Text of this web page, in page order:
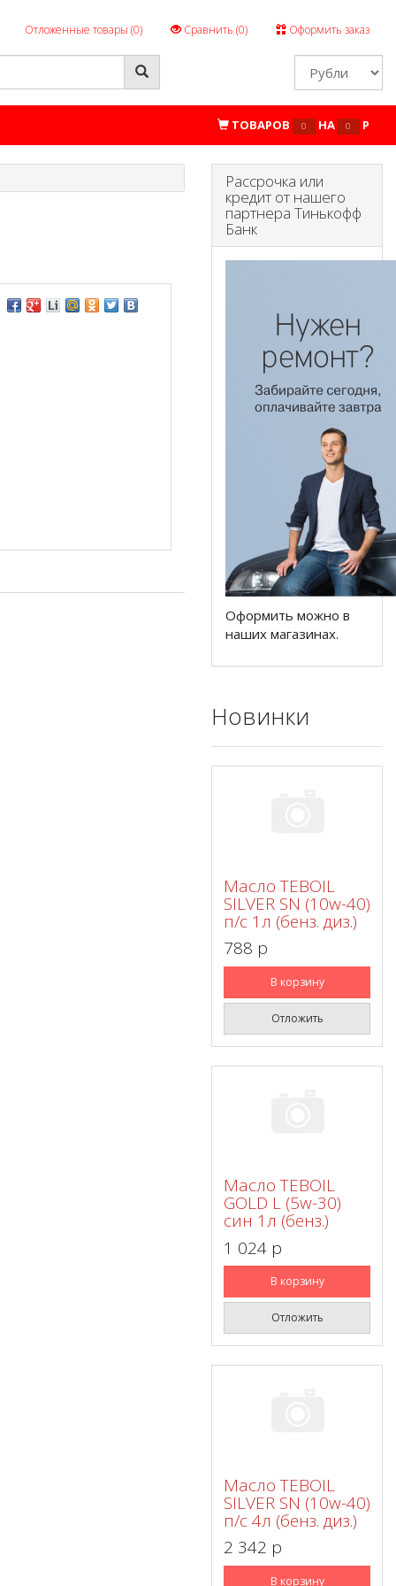
Отложенные товары (0) Сравнить (0) Оформить заказ
ТОВАРОВ 0 НА 0 P
Рассрочка или
кредит от нашего
партнера Тинькофф
Банк
Оформить можно в
наших магазинах.
Новинки
Масло TEBOIL
SILVER SN (10w-40)
п/с 1л (бенз. диз.)
788 p
В корзину
Отложить
Масло TEBOIL
GOLD L (5w-30)
син 1л (бенз.)
1 024 p
В корзину
Отложить
Масло TEBOIL
SILVER SN (10w-40)
п/с 4л (бенз. диз.)
2 342 p
В корзину